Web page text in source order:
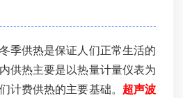
季供热是保证人们正常生活的
供热主要是以热量计量仪表为
计费供热的主要基础。 超声波